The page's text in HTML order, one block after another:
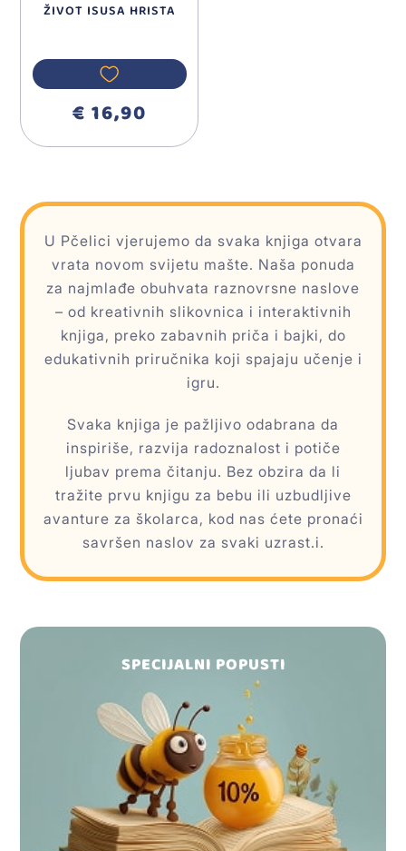
SPECIJALNI POPUSTI
ŽIVOT ISUSA HRISTA
€ 16,90
U Pčelici vjerujemo da svaka knjiga otvara
vrata novom svijetu mašte. Naša ponuda
za najmlađe obuhvata raznovrsne naslove
– od kreativnih slikovnica i interaktivnih
knjiga, preko zabavnih priča i bajki, do
edukativnih priručnika koji spajaju učenje i
igru.
Svaka knjiga je pažljivo odabrana da
inspiriše, razvija radoznalost i potiče
ljubav prema čitanju. Bez obzira da li
tražite prvu knjigu za bebu ili uzbudljive
avanture za školarca, kod nas ćete pronaći
savršen naslov za svaki uzrast.i.